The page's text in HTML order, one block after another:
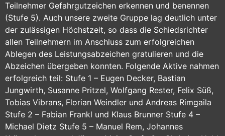
Teilnehmer Gefahrgutzeichen erkennen und benennen
(Stufe 5). Auch unsere zweite Gruppe lag deutlich unter
der zulässigen Höchstzeit, so dass die Schiedsrichter
allen Teilnehmern im Anschluss zum erfolgreichen
Ablegen des Leistungsabzeichen gratulieren und die
Abzeichen übergeben konnten. Folgende Aktive nahmen
erfolgreich teil: Stufe 1 – Eugen Decker, Bastian
Jungwirth, Susanne Pritzel, Wolfgang Rester, Felix Süß,
Tobias Vibrans, Florian Weindler und Andreas Rimgaila
Stufe 2 – Fabian Frankl und Klaus Brunner Stufe 4 –
Michael Dietz Stufe 5 – Manuel Rem, Johannes